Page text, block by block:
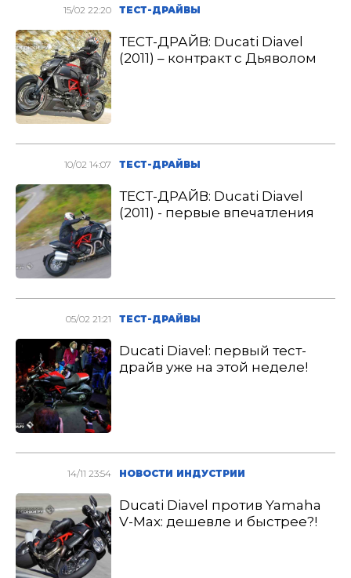
15/02 22:20 ТЕСТ-ДРАЙВЫ
ТЕСТ-ДРАЙВ: Ducati Diavel
(2011) – контракт с Дьяволом
10/02 14:07 ТЕСТ-ДРАЙВЫ
ТЕСТ-ДРАЙВ: Ducati Diavel
(2011) - первые впечатления
05/02 21:21 ТЕСТ-ДРАЙВЫ
Ducati Diavel: первый тест-
драйв уже на этой неделе!
14/11 23:54 НОВОСТИ ИНДУСТРИИ
Ducati Diavel против Yamaha
V-Max: дешевле и быстрее?!